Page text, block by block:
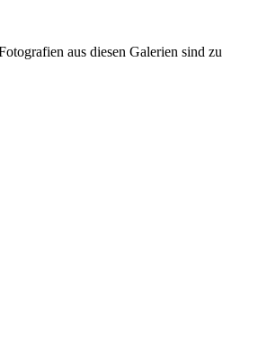
aus diesen Galerien sind zu